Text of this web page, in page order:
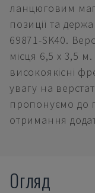
ланцюговим
позиції та
69871-SK40.
місця 6,5 х 3,5
високоякісні
увагу на
пропонуємо до
отримання
Огляд